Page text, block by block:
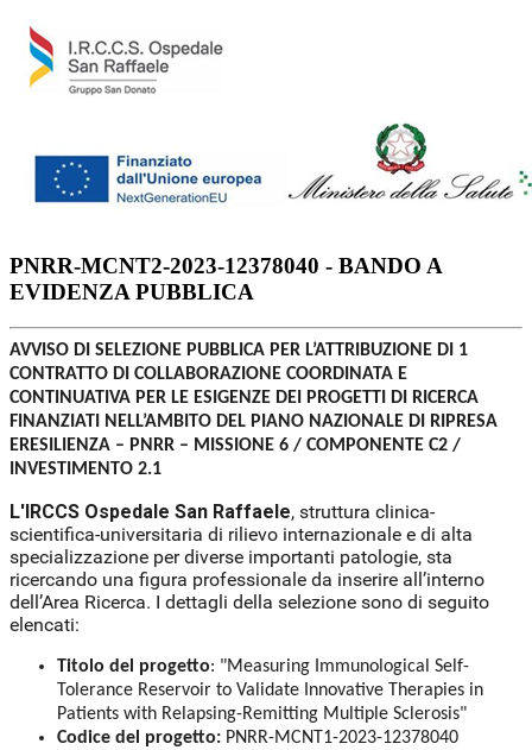
PNRR-MCNT2-2023-12378040 - BANDO A
EVIDENZA PUBBLICA
AVVISO DI SELEZIONE PUBBLICA PER L’ATTRIBUZIONE DI 1
CONTRATTO DI COLLABORAZIONE COORDINATA E
CONTINUATIVA PER LE ESIGENZE DEI PROGETTI DI RICERCA
FINANZIATI NELL’AMBITO DEL PIANO NAZIONALE DI RIPRESA
ERESILIENZA – PNRR – MISSIONE 6 / COMPONENTE C2 /
INVESTIMENTO 2.1
L'IRCCS Ospedale San Raffaele, struttura clinica-
scientifica-universitaria di rilievo internazionale e di alta
specializzazione per diverse importanti patologie, sta
ricercando una figura professionale da inserire all’interno
dell’Area Ricerca. I dettagli della selezione sono di seguito
elencati:
Titolo del progetto: "Measuring Immunological Self-
Tolerance Reservoir to Validate Innovative Therapies in
Patients with Relapsing-Remitting Multiple Sclerosis"
Codice del progetto: PNRR-MCNT1-2023-12378040